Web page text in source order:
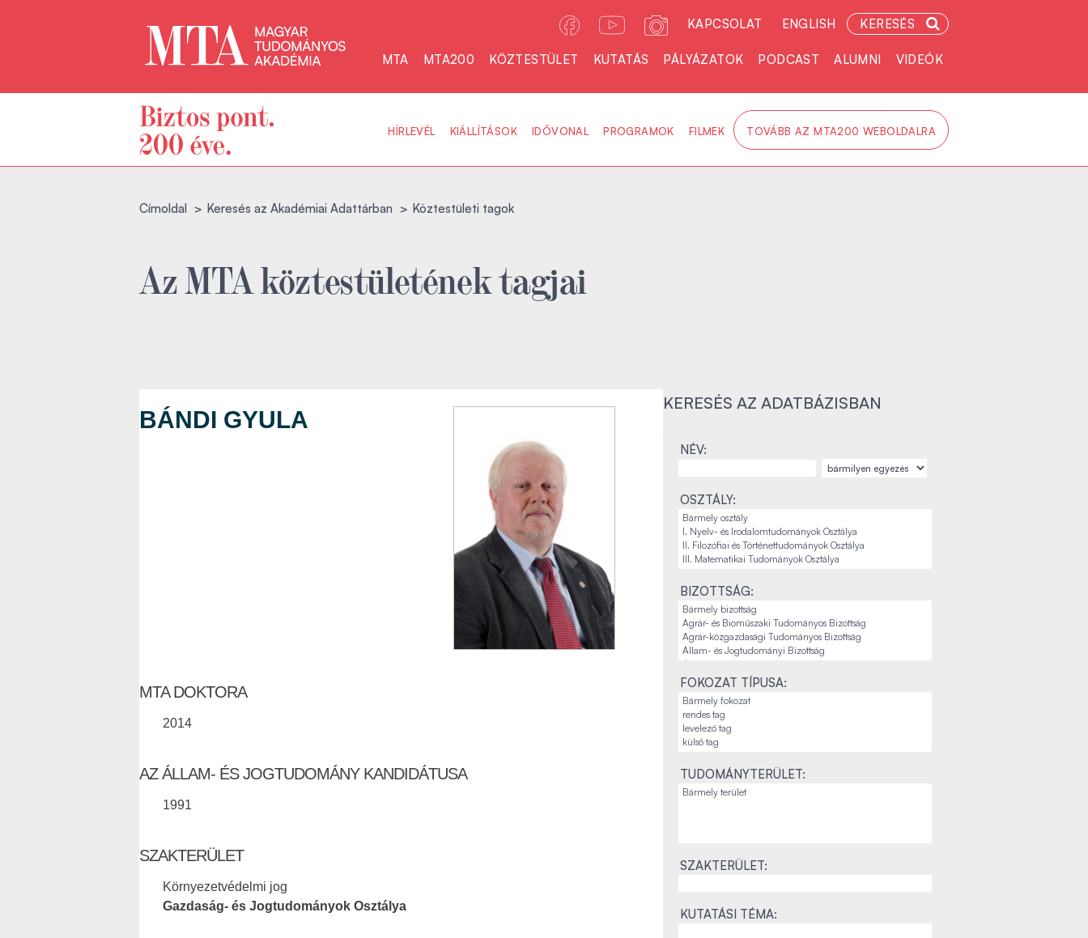
KAPCSOLAT ENGLISH KERESÉS
MTA MTA200 KÖZTESTÜLET KUTATÁS PÁLYÁZATOK PODCAST ALUMNI VIDEÓK
HÍRLEVÉL KIÁLLÍTÁSOK IDŐVONAL PROGRAMOK FILMEK TOVÁBB AZ MTA200 WEBOLDALRA
Címoldal Keresés az Akadémiai Adattárban Köztestületi tagok
Az MTA köztestületének tagjai
BÁNDI GYULA
MTA DOKTORA
2014
AZ ÁLLAM- ÉS JOGTUDOMÁNY KANDIDÁTUSA
1991
SZAKTERÜLET
Környezetvédelmi jog
Gazdaság- és Jogtudományok Osztálya
KERESÉS AZ ADATBÁZISBAN
NÉV:
OSZTÁLY:
BIZOTTSÁG:
FOKOZAT TÍPUSA:
TUDOMÁNYTERÜLET:
SZAKTERÜLET:
KUTATÁSI TÉMA: